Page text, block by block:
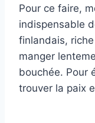
Pour ce faire,
indispensable
finlandais,
manger
bouchée. Pour
trouver la paix